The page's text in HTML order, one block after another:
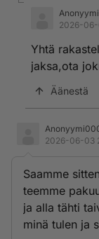
2026-06-
Yhtä
jaksa,ota
Äänestä
2026-06-03
Saamme
teemme
ja alla tähti
minä tulen ja